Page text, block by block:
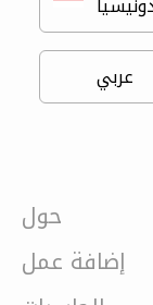
حول
إضافة عمل